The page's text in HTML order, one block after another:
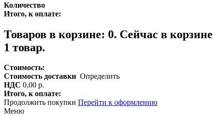
Количество
Итого, к оплате:
Товаров в корзине: 0. Сейчас в корзине
1 товар.
Стоимость:
Стоимость доставки Определить
НДС 0,00 р.
Итого, к оплате:
Продолжить покупки Перейти к оформлению
Меню